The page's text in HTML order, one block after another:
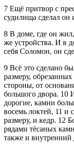
7 Ещё притвор с
судилища сделал
8 В доме, где он
же устройства. И в
себя Соломон, он
9 Всё это сделано
размеру,
стороны, от
большого двора. 10
дорогие, камни
восемь локтей, 11 и
размеру, и кедр. 12
рядами тёсаных
также и внутренний